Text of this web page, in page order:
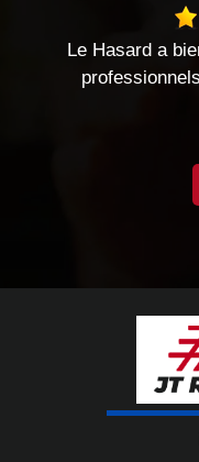
Très bon
très correct